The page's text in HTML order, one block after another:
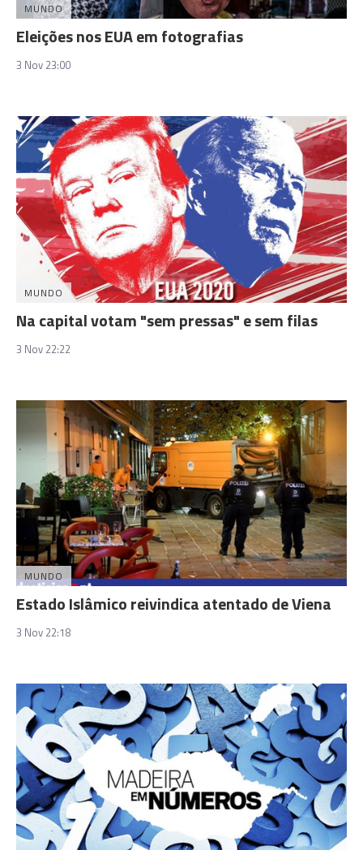
MUNDO
Eleições nos EUA em fotografias
3 Nov 23:00
MUNDO
Na capital votam "sem pressas" e sem filas
3 Nov 22:22
MUNDO
Estado Islâmico reivindica atentado de Viena
3 Nov 22:18